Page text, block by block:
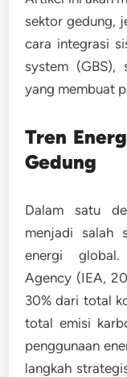
sektor gedung,
cara integrasi
system (GBS),
yang membuat
Tren
Gedung
Dalam satu
menjadi salah
energi
Agency (IEA,
30% dari total
total emisi
penggunaan
langkah